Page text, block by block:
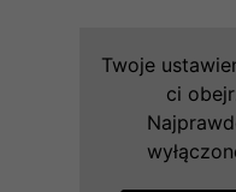
Twoje
ci